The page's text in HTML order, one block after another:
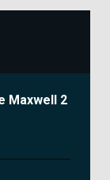
Maxwell 2